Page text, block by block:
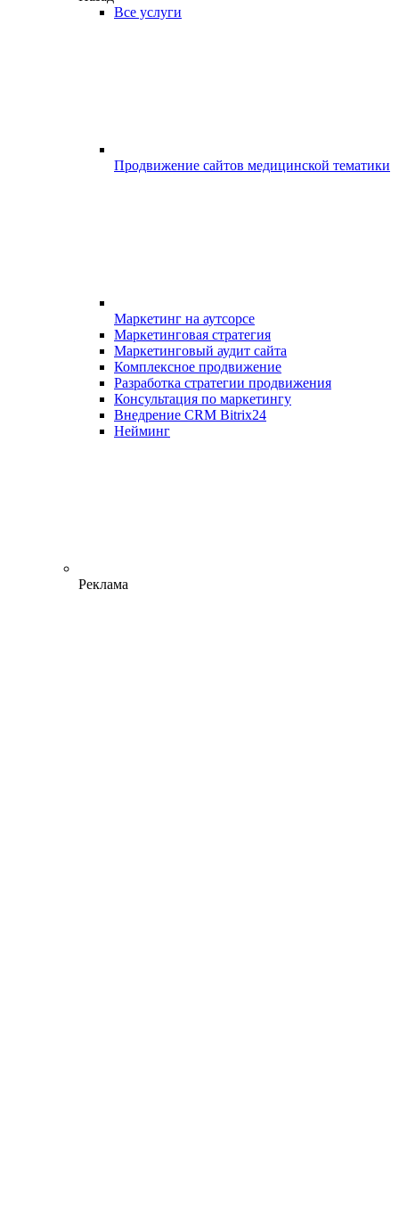
Все услуги
Продвижение сайтов медицинской тематики
Маркетинг на аутсорсе
Маркетинговая стратегия
Маркетинговый аудит сайта
Комплексное продвижение
Разработка стратегии продвижения
Консультация по маркетингу
Внедрение CRM Bitrix24
Нейминг
Реклама